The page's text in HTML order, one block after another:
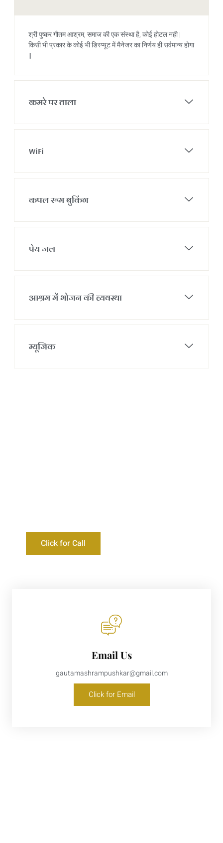
श्री पुष्कर गौतम आश्रम, समाज की एक संस्था है, कोई होटल नही |
किसी भी प्रकार के कोई भी डिस्प्यूट में मैनेजर का निर्णय ही सर्वमान्य होगा
||
कमरे पर ताला
WiFi
कपल रूम बुकिंग
पेय जल
आश्रम में भोजन की व्यवस्था
म्यूजिक
Click for Call
Email Us
gautamashrampushkar@gmail.com
Click for Email